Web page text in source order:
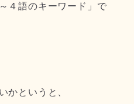
４語のキーワード」で
かというと、